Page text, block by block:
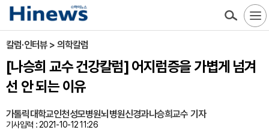
칼럼·인터뷰 > 의학칼럼
[나승희 교수 건강칼럼] 어지럼증을 가볍게 넘겨
선 안 되는 이유
가톨릭대학교인천성모병원뇌병원신경과나승희교수 기자
기사입력 : 2021-10-12 11:26